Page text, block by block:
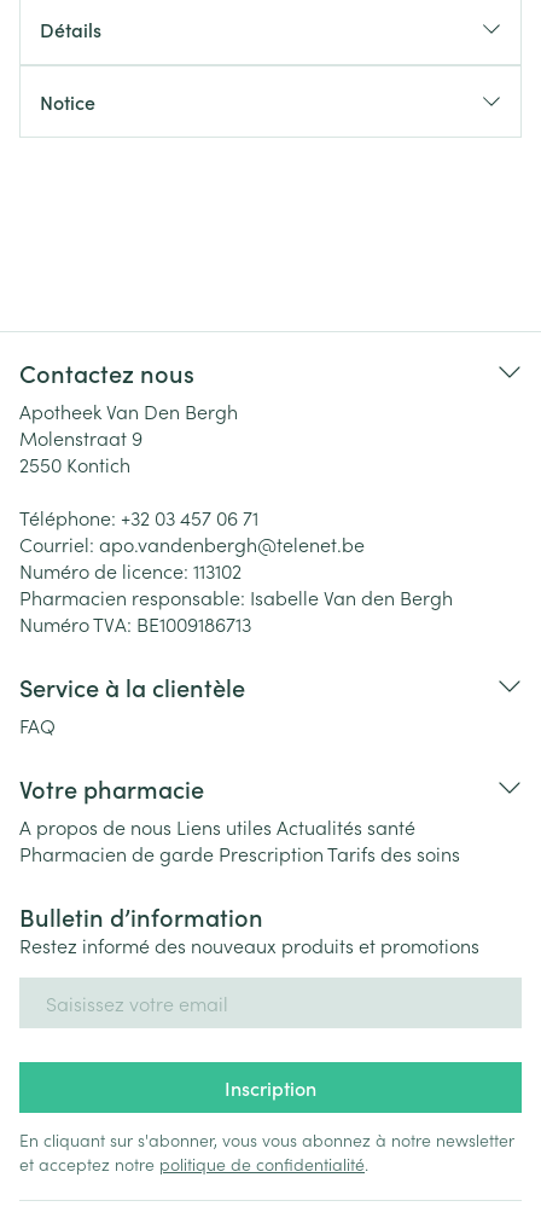
Détails
Notice
Contactez nous
Apotheek Van Den Bergh
Molenstraat 9
2550 Kontich
Téléphone: +32 03 457 06 71
Courriel: apo.vandenbergh@telenet.be
Numéro de licence: 113102
Pharmacien responsable: Isabelle Van den Bergh
Numéro TVA: BE1009186713
Service à la clientèle
FAQ
Votre pharmacie
A propos de nous Liens utiles Actualités santé
Pharmacien de garde PrescriptionTarifs des soins
Bulletin d’information
Restez informé des nouveaux produits et promotions
Inscription
En cliquant sur s'abonner, vous vous abonnez à notre newsletter
et acceptez notre politique de confidentialité.